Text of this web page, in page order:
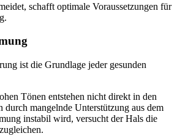
schafft optimale Voraussetzungen für
ist die Grundlage jeder gesunden
Tönen entstehen nicht direkt in den
durch mangelnde Unterstützung aus dem
instabil wird, versucht der Hals die